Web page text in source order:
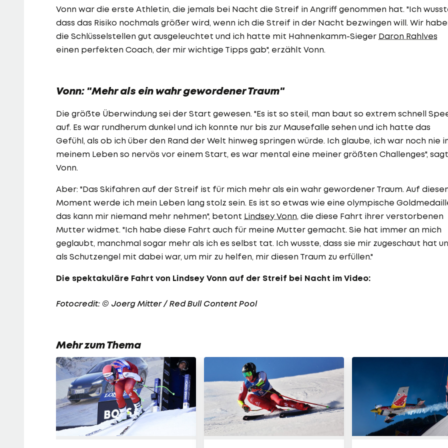
Vonn war die erste Athletin, die jemals bei Nacht die Streif in Angriff genommen hat. "Ich
dass das Risiko nochmals größer wird, wenn ich die Streif in der Nacht bezwingen will. Wir
die Schlüsselstellen gut ausgeleuchtet und ich hatte mit Hahnenkamm-Sieger Daron Rahlves
einen perfekten Coach, der mir wichtige Tipps gab", erzählt Vonn.
Vonn: "Mehr als ein wahr gewordener Traum"
Die größte Überwindung sei der Start gewesen. "Es ist so steil, man baut so extrem schnell
auf. Es war rundherum dunkel und ich konnte nur bis zur Mausefalle sehen und ich hatte das
Gefühl, als ob ich über den Rand der Welt hinweg springen würde. Ich glaube, ich war noch nie
meinem Leben so nervös vor einem Start, es war mental eine meiner größten Challenges", sagt
Vonn.
Aber: "Das Skifahren auf der Streif ist für mich mehr als ein wahr gewordener Traum. Auf
Moment werde ich mein Leben lang stolz sein. Es ist so etwas wie eine olympische
das kann mir niemand mehr nehmen", betont Lindsey Vonn, die diese Fahrt ihrer verstorbenen
Mutter widmet. "Ich habe diese Fahrt auch für meine Mutter gemacht. Sie hat immer an mich
geglaubt, manchmal sogar mehr als ich es selbst tat. Ich wusste, dass sie mir zugeschaut hat
als Schutzengel mit dabei war, um mir zu helfen, mir diesen Traum zu erfüllen."
Die spektakuläre Fahrt von Lindsey Vonn auf der Streif bei Nacht im Video:
Fotocredit: © Joerg Mitter / Red Bull Content Pool
Mehr zum Thema